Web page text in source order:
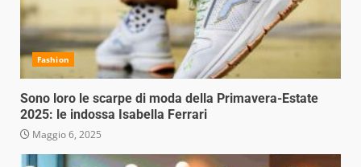
Fashion
Sono loro le scarpe di moda della Primavera-Estate
2025: le indossa Isabella Ferrari
Maggio 6, 2025